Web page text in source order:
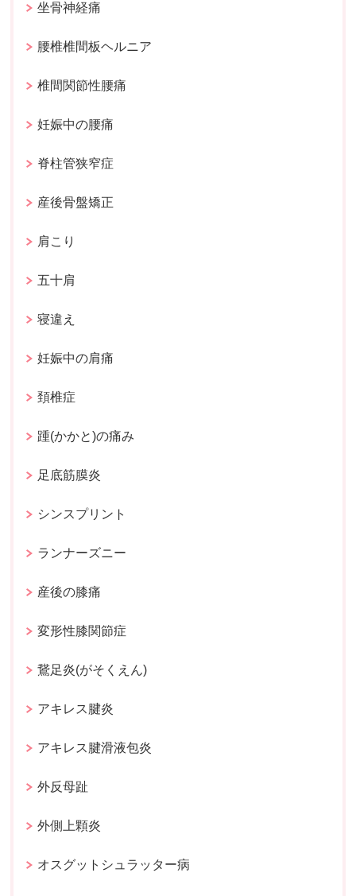
坐骨神経痛
腰椎椎間板ヘルニア
椎間関節性腰痛
妊娠中の腰痛
脊柱管狭窄症
産後骨盤矯正
肩こり
五十肩
寝違え
妊娠中の肩痛
頚椎症
踵(かかと)の痛み
足底筋膜炎
シンスプリント
ランナーズニー
産後の膝痛
変形性膝関節症
鵞足炎(がそくえん)
アキレス腱炎
アキレス腱滑液包炎
外反母趾
外側上顆炎
オスグットシュラッター病